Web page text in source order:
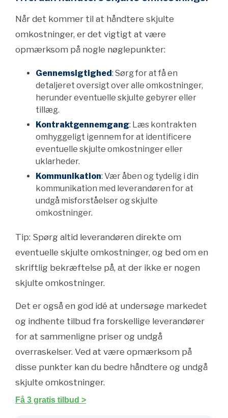
Når det kommer til at håndtere skjulte
omkostninger, er det vigtigt at være
opmærksom på nogle nøglepunkter:
Gennemsigtighed: Sørg for at få en
detaljeret oversigt over alle omkostninger,
herunder eventuelle skjulte gebyrer eller
tillæg.
Kontraktgennemgang: Læs kontrakten
omhyggeligt igennem for at identificere
eventuelle skjulte omkostninger eller
uklarheder.
Kommunikation: Vær åben og tydelig i din
kommunikation med leverandøren for at
undgå misforståelser og skjulte
omkostninger.
Tip: Spørg altid leverandøren direkte om
eventuelle skjulte omkostninger, og bed om en
skriftlig bekræftelse på, at der ikke er nogen
skjulte omkostninger.
Det er også en god idé at undersøge markedet
og indhente tilbud fra forskellige leverandører
for at sammenligne priser og undgå
overraskelser. Ved at være opmærksom på
disse punkter kan du bedre håndtere og undgå
skjulte omkostninger.
Få 3 gratis tilbud >